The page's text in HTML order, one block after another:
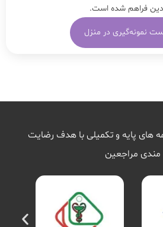
فراهم شده است.
نمونه‌گیری در منزل
های پایه و تکمیلی با هدف رضایت
مندی مراجعین